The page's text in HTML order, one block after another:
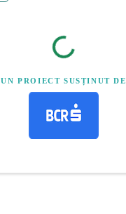
UN PROIECT SUSȚINUT DE